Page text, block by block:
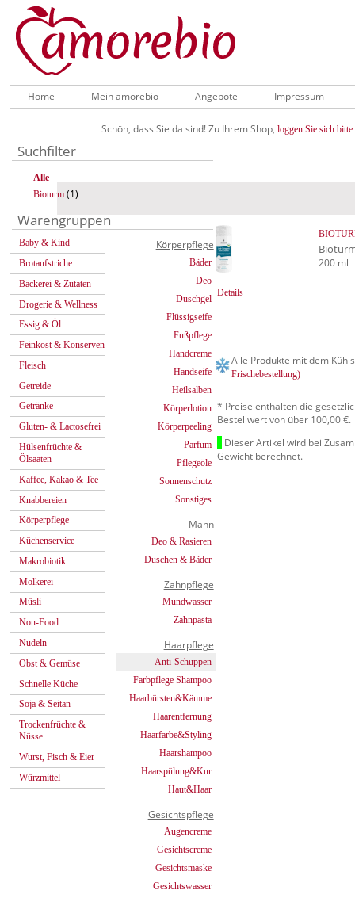
Home Mein amorebio Angebote Impressum
Schön, dass Sie da sind! Zu Ihrem Shop, loggen Sie sich bitte
Suchfilter
Alle
Bioturm (1)
Warengruppen
Baby & Kind
Brotaufstriche
Bäckerei & Zutaten
Drogerie & Wellness
Essig & Öl
Feinkost & Konserven
Fleisch
Getreide
Getränke
Gluten- & Lactosefrei
Hülsenfrüchte &
Ölsaaten
Kaffee, Kakao & Tee
Knabbereien
Körperpflege
Küchenservice
Makrobiotik
Molkerei
Müsli
Non-Food
Nudeln
Obst & Gemüse
Schnelle Küche
Soja & Seitan
Trockenfrüchte &
Nüsse
Wurst, Fisch & Eier
Würzmittel
Körperpflege
Bäder
Deo
Duschgel
Flüssigseife
Fußpflege
Handcreme
Handseife
Heilsalben
Körperlotion
Körperpeeling
Parfum
Pflegeöle
Sonnenschutz
Sonstiges
Mann
Deo & Rasieren
Duschen & Bäder
Zahnpflege
Mundwasser
Zahnpasta
Haarpflege
Anti-Schuppen
Farbpflege Shampoo
Haarbürsten&Kämme
Haarentfernung
Haarfarbe&Styling
Haarshampoo
Haarspülung&Kur
Haut&Haar
Gesichtspflege
Augencreme
Gesichtscreme
Gesichtsmaske
Gesichtswasser
Details
200 ml
Alle Produkte mit dem
Frischebestellung)
* Preise enthalten die
Bestellwert von über 100,00 €.
Dieser Artikel wird bei
Gewicht berechnet.